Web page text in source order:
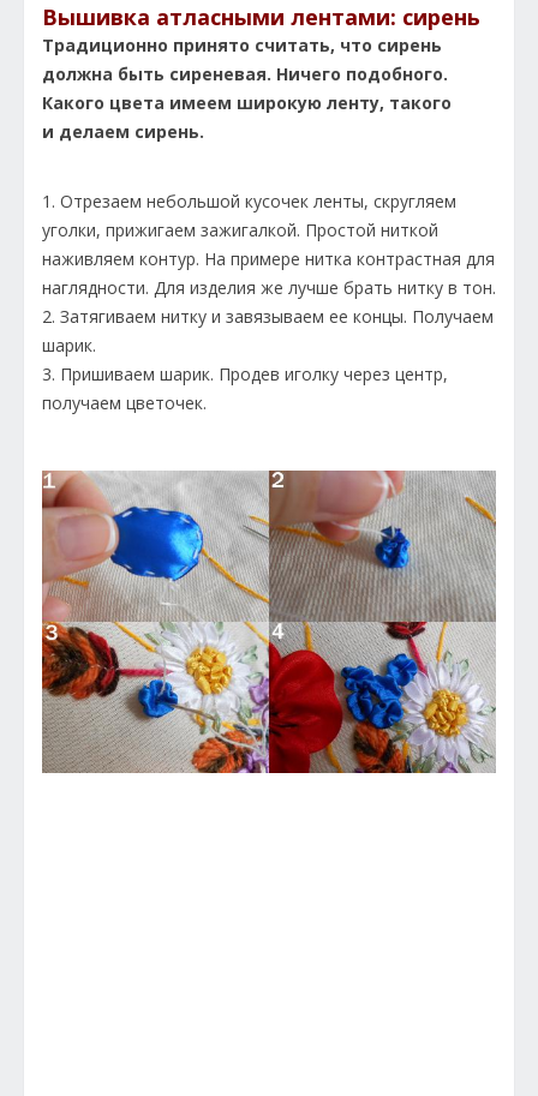
Вышивка атласными лентами: сирень
Традиционно принято считать, что сирень
должна быть сиреневая. Ничего подобного.
Какого цвета имеем широкую ленту, такого
и делаем сирень.
1. Отрезаем небольшой кусочек ленты, скругляем
уголки, прижигаем зажигалкой. Простой ниткой
наживляем контур. На примере нитка контрастная для
наглядности. Для изделия же лучше брать нитку в тон.
2. Затягиваем нитку и завязываем ее концы. Получаем
шарик.
3. Пришиваем шарик. Продев иголку через центр,
получаем цветочек.